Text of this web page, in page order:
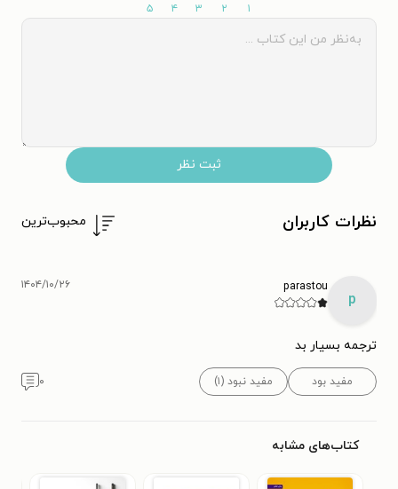
۱ ۲ ۳ ۴ ۵
ثبت نظر
نظرات کاربران محبوب‌ترین
p
parastou ۱۴۰۴/۱۰/۲۶
ترجمه بسیار بد
مفید بود مفید نبود (۱) ۰
کتاب‌های مشابه